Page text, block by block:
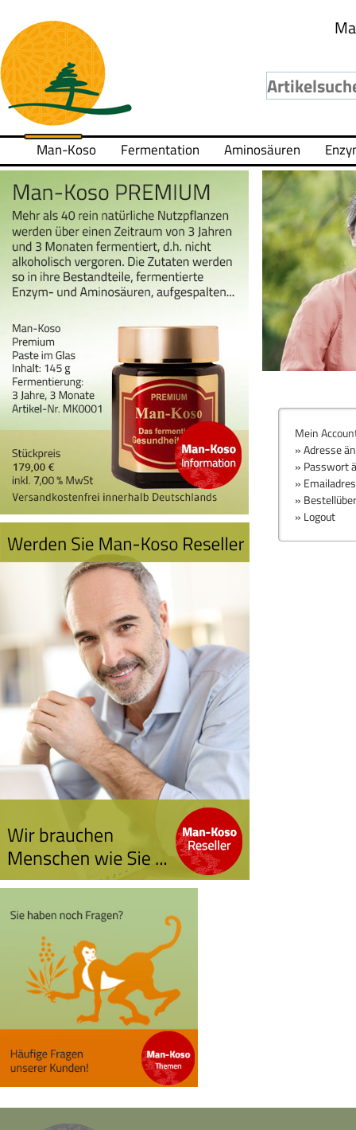
Man-Koso Fermentation Aminosäuren
Mein
» Adresse
» Passwort
»
»
» Logout